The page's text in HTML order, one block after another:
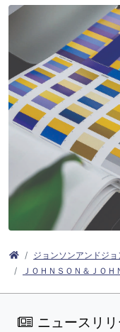
ジョンソンアンドジョ
ＪＯＨＮＳＯＮ＆ＪＯＨ
ニュースリ